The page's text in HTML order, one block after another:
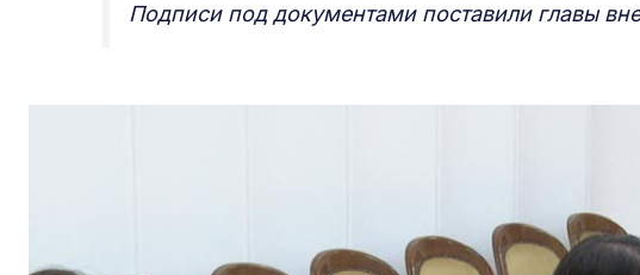
Подписи под документами поставили главы